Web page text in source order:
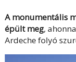
A monumentális
épült meg,
Ardeche folyó